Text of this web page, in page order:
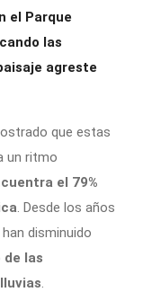
el Parque
las
agreste
que estas
un ritmo
el 79%
. Desde los años
disminuido
de las
.